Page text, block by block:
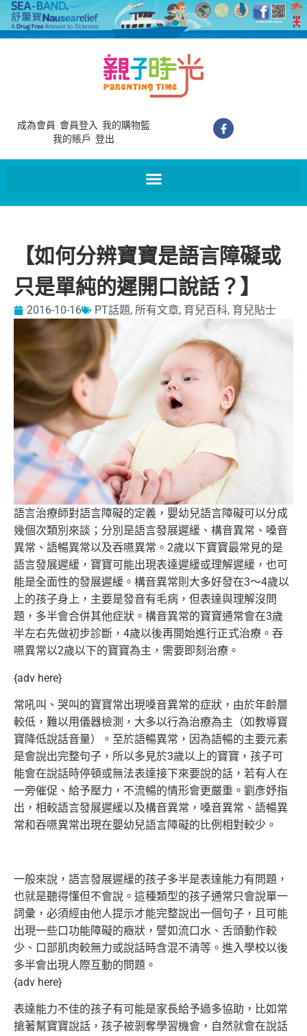
成為會員 會員登入 我的購物籃
我的賬戶 登出
【如何分辨寶寶是語言障礙或
只是單純的遲開口說話？】
2016-10-16 PT話題, 所有文章, 育兒百科, 育兒貼士
語言治療師對語言障礙的定義，嬰幼兒語言障礙可以分成
幾個次類別 來談；分別是語言發展遲緩、構音異常、嗓音
異常、 語暢異常以及吞嚥異常。2歲以下寶寶最常見的是
語言發展遲緩，寶寶可能出現表達遲緩或理解遲緩，也可
能是全面性的發展遲緩。構音異常則大多好發在3～4歲以
上的孩子身上，主要是發音有毛病， 但表達與理解沒問
題，多半會合併其他症狀。構音異常的寶寶通常會在3歲
半左右先做初步診斷，4歲以後再開始進行正式治療。 吞
嚥異常以2歲以下的寶寶為主，需要即刻治療。
{adv here}
常吼叫、哭叫的寶寶常出現嗓音異常的症狀，由於年齡層
較低，難以用儀器檢測，大多以行為治療為主（如教導寶
寶降低說話音量）。 至於語暢異常，因為語暢的主要元素
是會說出完整句子，所以多見於3歲以上的寶寶，孩子可
能會在說話時停頓或無法表達接下來要說的話，若有人在
一旁催促、給予壓力，不流暢的情形會更嚴重。劉彥妤指
出，相較語言發展遲緩以及構音異常，嗓音異常、語暢異
常和吞嚥異常出現在嬰幼兒語言障礙的比例相對較少。
一般來說，語言發展遲緩的孩子多半是表達能力有問題，
也就是聽得懂但不會說。這種類型的孩子通常只會說單一
詞彙，必須經由他人提示才能完整說出一個句子，且可能
出現一些口功能障礙的癥狀， 譬如流口水、舌頭動作較
少、口部肌肉較無力或說話時含混不清等。 進入學校以後
多半會出現人際互動的問題。
{adv here}
表達能力不佳的孩子有可能是家長給予過多協助，比如常
搶著幫寶寶說話，孩子被剝奪學習機會，自然就會在說話